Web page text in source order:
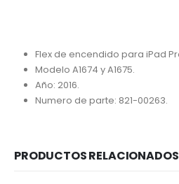
Flex de encendido para iPad
Modelo A1674 y A1675.
Año: 2016.
Numero de parte: 821-00263.
PRODUCTOS RELACIONADOS